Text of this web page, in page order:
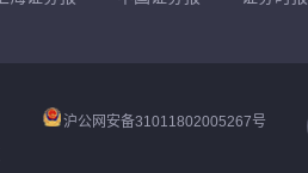
沪公网安备31011802005267号